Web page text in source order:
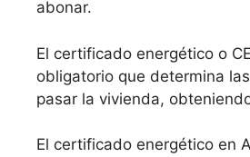
abonar.
El certificado energético o
obligatorio que determina
pasar la vivienda,
El certificado energético en